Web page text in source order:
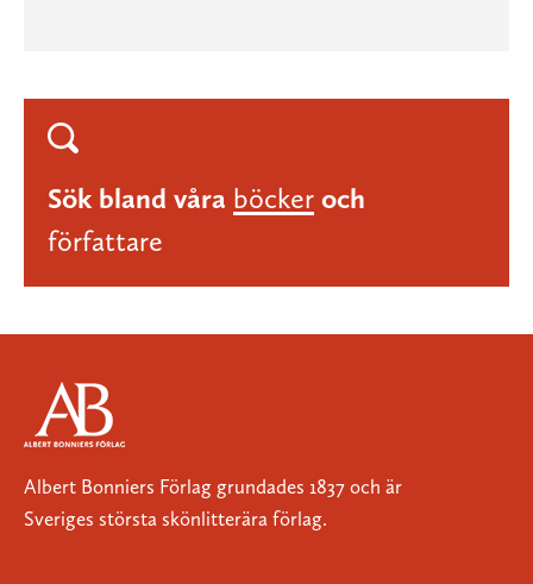
Sök bland våra böcker och
författare
Albert Bonniers Förlag grundades 1837 och är
Sveriges största skönlitterära förlag.